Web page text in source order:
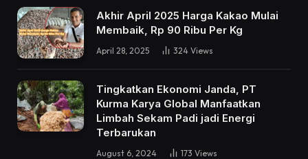
Akhir April 2025 Harga Kakao Mulai
Membaik, Rp 90 Ribu Per Kg
April 28, 2025 324 Views
Tingkatkan Ekonomi Janda, PT
Kurma Karya Global Manfaatkan
Limbah Sekam Padi jadi Energi
Terbarukan
August 6, 2024 173 Views